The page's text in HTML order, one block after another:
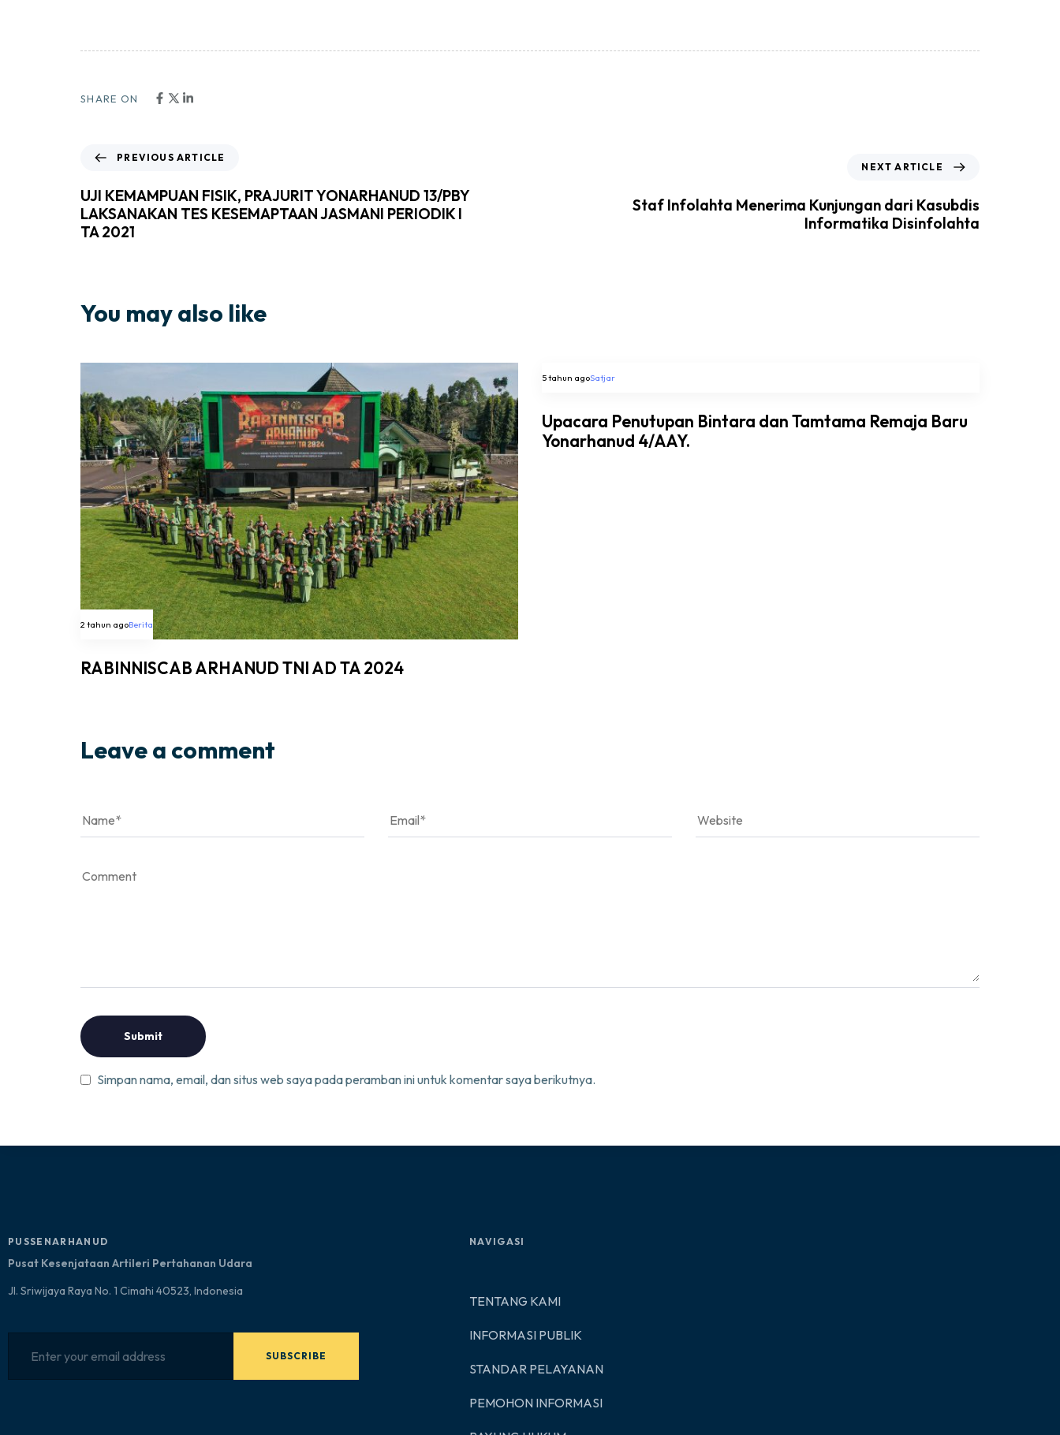
SHARE ON
PREVIOUS ARTICLE
UJI KEMAMPUAN FISIK, PRAJURIT YONARHANUD 13/PBY
LAKSANAKAN TES KESEMAPTAAN JASMANI PERIODIK I
TA 2021
NEXT ARTICLE
Staf Infolahta Menerima Kunjungan dari Kasubdis
Informatika Disinfolahta
You may also like
2 tahun agoBerita
RABINNISCAB ARHANUD TNI AD TA 2024
5 tahun agoSatjar
Upacara Penutupan Bintara dan Tamtama Remaja Baru
Yonarhanud 4/AAY.
Leave a comment
Simpan nama, email, dan situs web saya pada peramban ini untuk komentar saya berikutnya.
PUSSENARHANUD
Pusat Kesenjataan Artileri Pertahanan Udara
Jl. Sriwijaya Raya No. 1 Cimahi 40523, Indonesia
SUBSCRIBE
NAVIGASI
TENTANG KAMI
INFORMASI PUBLIK
STANDAR PELAYANAN
PEMOHON INFORMASI